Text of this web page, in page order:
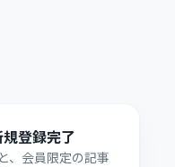
登録完了
、会員限定の記事